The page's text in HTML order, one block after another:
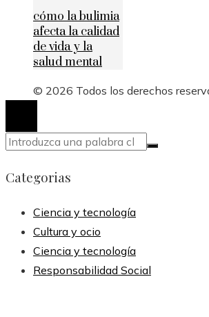
cómo la bulimia
afecta la calidad
de vida y la
salud mental
© 2026 Todos los derechos
Categorias
Ciencia y tecnología
Cultura y ocio
Ciencia y tecnología
Responsabilidad Social